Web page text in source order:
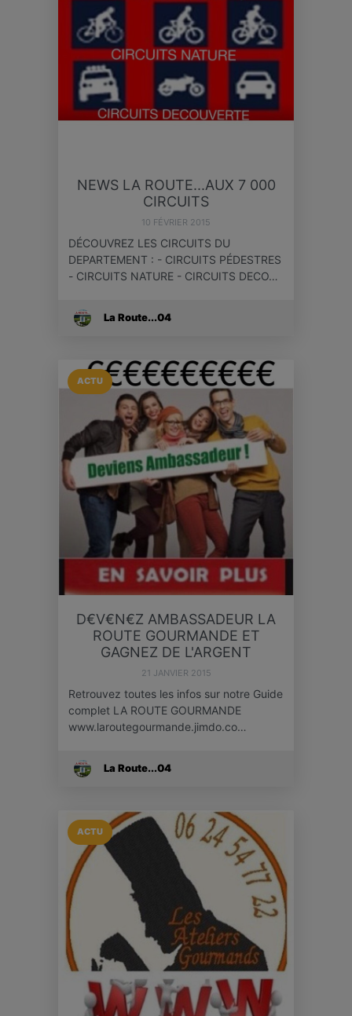
NEWS LA ROUTE...AUX 7 000
CIRCUITS
10 FÉVRIER 2015
DÉCOUVREZ LES CIRCUITS DU
DEPARTEMENT : - CIRCUITS PÉDESTRES
- CIRCUITS NATURE - CIRCUITS DECO…
La Route...04
ACTU
D€V€N€Z AMBASSADEUR LA
ROUTE GOURMANDE ET
GAGNEZ DE L'ARGENT
21 JANVIER 2015
Retrouvez toutes les infos sur notre Guide
complet LA ROUTE GOURMANDE
www.laroutegourmande.jimdo.co…
La Route...04
ACTU